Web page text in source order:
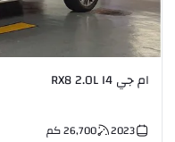
ام جي RX8 2.0L I4
2023
26,700كم